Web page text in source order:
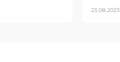
23.08.2023